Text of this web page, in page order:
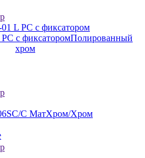
с фиксаторомПолированный
хром
SC/C МатХром/Хром